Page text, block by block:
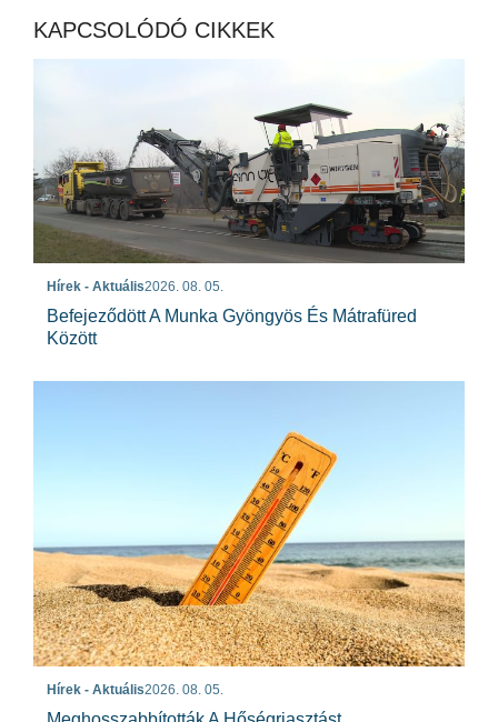
KAPCSOLÓDÓ CIKKEK
Hírek - Aktuális2026. 08. 05.
Befejeződött A Munka Gyöngyös És Mátrafüred
Között
Hírek - Aktuális2026. 08. 05.